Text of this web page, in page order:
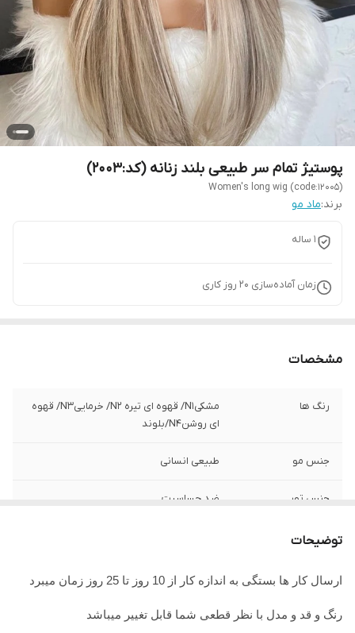
پوستیژ تمام سر طبیعی بلند زنانه (کد:2003)
Women's long wig (code:12005)
برند:ماد مو
1 ساله
زمان آماده‌سازی 20 روز کاری
مشخصات
رنگ ها
مشکیN1/ قهوه ای تیره N2/ خرماییN3/ قهوه
ای روشنN4/بلوند
جنس مو طبیعی انسانی
جنس تور ضد حساسیت
اندازه
توضیحات
ارسال کار ها بستگی به اندازه کار از 10 روز تا 25 روز زمان میبرد
رنگ و قد و مدل با نظر قطعی شما قابل تغییر میباشد